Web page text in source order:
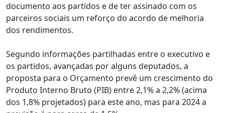
documento aos partidos e de ter assinado com os
parceiros sociais um reforço do acordo de melhoria
dos rendimentos.
Segundo informações partilhadas entre o executivo e
os partidos, avançadas por alguns deputados, a
proposta para o Orçamento prevê um crescimento do
Produto Interno Bruto (PIB) entre 2,1% a 2,2% (acima
dos 1,8% projetados) para este ano, mas para 2024 a